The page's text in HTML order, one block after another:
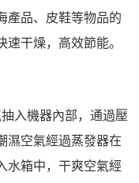
產品、皮鞋等物品的
干燥，高效節能。
入機器內部，通過壓
濕空氣經過蒸發器在
水箱中，干爽空氣經